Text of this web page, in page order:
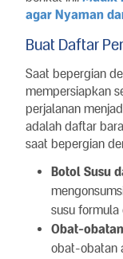
agar Nyaman
Buat Daftar
Saat bepergian
mempersiapkan
perjalanan
adalah daftar
saat bepergian
Botol Susu
susu
Obat-
obat-obatan